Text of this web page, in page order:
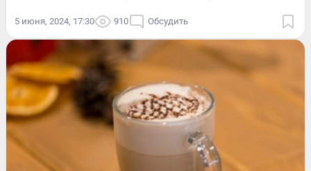
5 июня, 2024, 17:30 910 Обсудить